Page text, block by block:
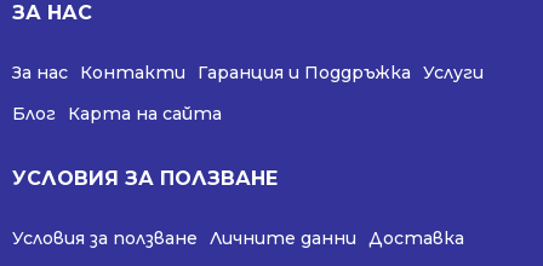
ЗА НАС
За нас Контакти Гаранция и Поддръжка
Услуги
Блог
Карта на сайта
УСЛОВИЯ ЗА ПОЛЗВАНЕ
Условия за ползване Личните данни
Доставка